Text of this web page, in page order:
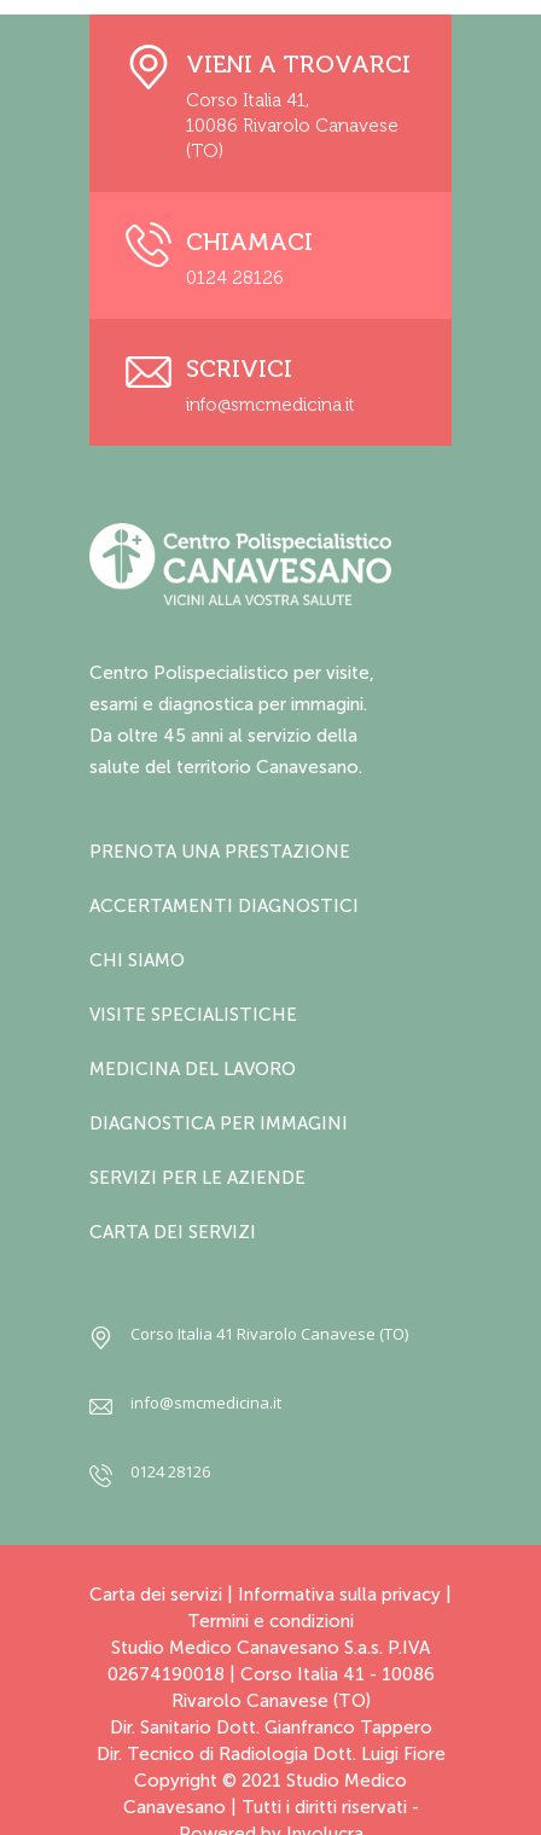
VIENI A TROVARCI
Corso Italia 41,
10086 Rivarolo Canavese
(TO)
CHIAMACI
0124 28126
SCRIVICI
info@smcmedicina.it
Centro Polispecialistico per visite,
esami e diagnostica per immagini.
Da oltre 45 anni al servizio della
salute del territorio Canavesano.
PRENOTA UNA PRESTAZIONE
ACCERTAMENTI DIAGNOSTICI
CHI SIAMO
VISITE SPECIALISTICHE
MEDICINA DEL LAVORO
DIAGNOSTICA PER IMMAGINI
SERVIZI PER LE AZIENDE
CARTA DEI SERVIZI
Corso Italia 41 Rivarolo Canavese (TO)
info@smcmedicina.it
0124 28126
Carta dei servizi Informativa sulla privacy
Termini e condizioni
Studio Medico Canavesano S.a.s. P.IVA
02674190018 | Corso Italia 41 - 10086
Rivarolo Canavese (TO)
Dir. Sanitario Dott. Gianfranco Tappero
Dir. Tecnico di Radiologia Dott. Luigi Fiore
Copyright © 2021 Studio Medico
Canavesano | Tutti i diritti riservati -